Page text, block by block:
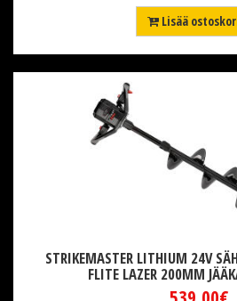
Lisää
STRIKEMASTER LITHIUM 24V
FLITE LAZER 200MM